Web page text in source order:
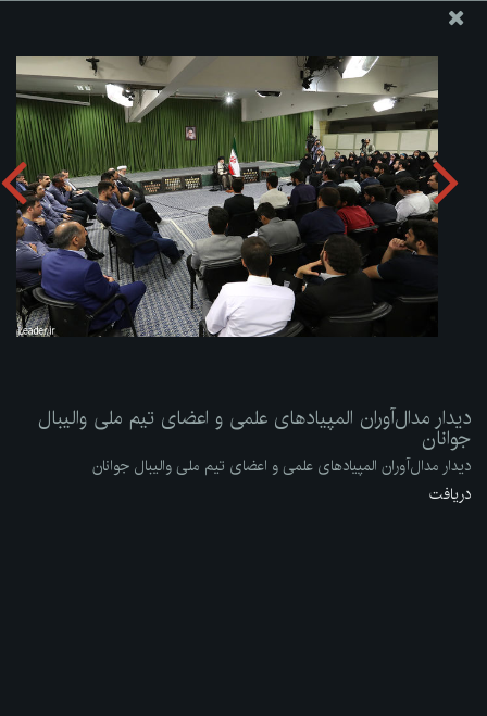
ارسال نامه
دیدار مدال‌آوران المپیادهای علمی و اعضای تیم ملی والیبال
جوانان
دریافت آلبوم:zip
دیدار مدال‌آوران المپیادهای علمی و اعضای تیم ملی والیبال
جوانان
دیدار مدال‌آوران المپیادهای علمی و اعضای تیم ملی والیبال جوانان
دریافت